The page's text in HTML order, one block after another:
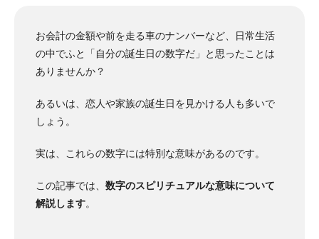
お会計の金額や前を走る車のナンバーなど、日常生活
の中でふと「自分の誕生日の数字だ」と思ったことは
ありませんか？
あるいは、恋人や家族の誕生日を見かける人も多いで
しょう。
実は、これらの数字には特別な意味があるのです。
この記事では、 数字のスピリチュアルな意味について
解説します。